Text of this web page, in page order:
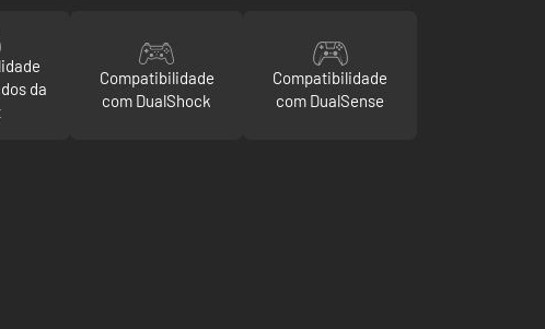
da
Compatibilidade
com DualShock
Compatibilidade
com DualSense